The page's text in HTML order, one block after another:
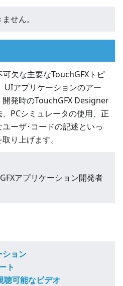
せん。
欠な主要なTouchGFXトピ
UIアプリケーションのアー
開発時のTouchGFX Designer
PCシミュレータの使用、正
ーザ･コードの記述といっ
り上げます。
アプリケーション開発者
ション
ト
可能なビデオ